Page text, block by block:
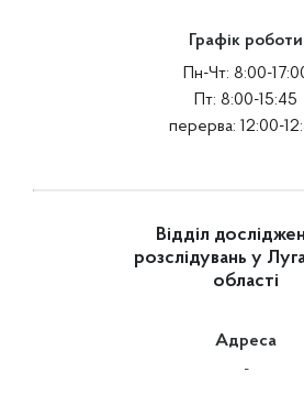
Графік роботи
Пн-Чт: 8:00-
Пт: 8:00-15:45
перерва: 12:00-
Відділ
розслідувань у
області
Адреса
-